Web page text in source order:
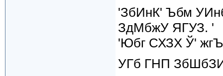
'ЗбИнК' Ъбм
ЗдМбжУ ЯГУЗ. '
'Юбг СХЗХ Ў'
УГб ГНП